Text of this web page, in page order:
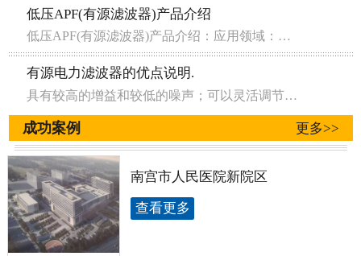
低压APF(有源滤波器)产品介绍
低压APF(有源滤波器)产品介绍：应用领域：配电系统电网电压：400V-1120V补偿容量：单模块50A-200A型 式：纯APF。冷却方式：风冷滤除谐波：2-50次设备特点：采用三H桥设计。散热效果好应用场合：...
有源电力滤波器的优点说明.
具有较高的增益和较低的噪声；可以灵活调节滤波器的截止频率和品质因数等参数；适用于大多数滤波技术。
成功案例 更多>>
南宫市人民医院新院区
查看更多